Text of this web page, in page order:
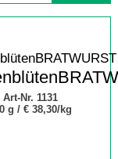
Art-Nr. 1131
g /€ 38,30/kg